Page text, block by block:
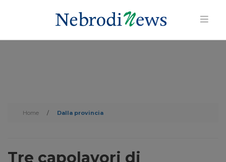
Home / Dalla provincia
Tre capolavori di